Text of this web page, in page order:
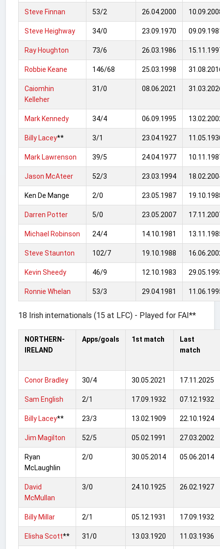
Steve Finnan 53/2 26.04.2000
Steve Heighway 34/0 23.09.1970
Ray Houghton 73/6 26.03.1986
Robbie Keane 146/68 25.03.1998
Caiomhin
Kelleher
31/0 08.06.2021
Mark Kennedy 34/4 06.09.1995
Billy Lacey** 3/1 23.04.1927
Mark Lawrenson 39/5 24.04.1977
Jason McAteer 52/3 23.03.1994
Ken De Mange 2/0 23.05.1987
Darren Potter 5/0 23.05.2007
Michael Robinson 24/4 14.10.1981
Steve Staunton 102/7 19.10.1988
Kevin Sheedy 46/9 12.10.1983
Ronnie Whelan 53/3 29.04.1981
18 Irish internationals (15 at LFC) - Played for FAI**
NORTHERN-
IRELAND
Apps/goals 1st match
Last
match
Conor Bradley 30/4 30.05.2021 17.11.2025
Sam English 2/1 17.09.1932 07.12.1932
Billy Lacey** 23/3 13.02.1909 22.10.1924
Jim Magilton 52/5 05.02.1991 27.03.2002
Ryan
McLaughlin
2/0 30.05.2014 05.06.2014
David
McMullan
3/0 24.10.1925 26.02.1927
Billy Millar 2/1 05.12.1931 17.09.1932
Elisha Scott** 31/0 13.03.1920 11.03.1936